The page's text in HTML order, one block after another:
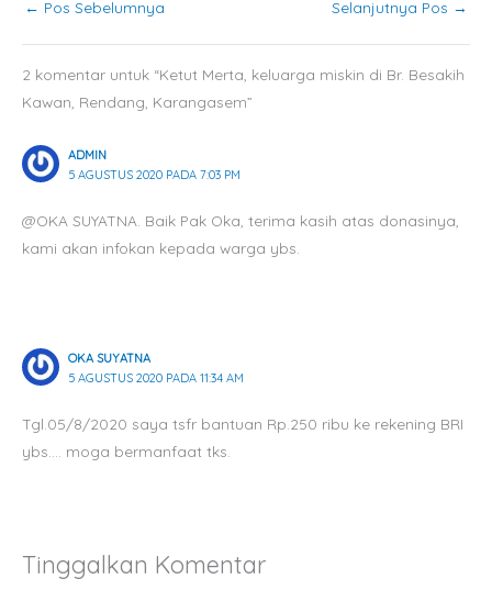
← Pos Sebelumnya Selanjutnya Pos →
2 komentar untuk “Ketut Merta, keluarga miskin di Br. Besakih
Kawan, Rendang, Karangasem”
ADMIN
5 AGUSTUS 2020 PADA 7:03 PM
@OKA SUYATNA. Baik Pak Oka, terima kasih atas donasinya,
kami akan infokan kepada warga ybs.
OKA SUYATNA
5 AGUSTUS 2020 PADA 11:34 AM
Tgl.05/8/2020 saya tsfr bantuan Rp.250 ribu ke rekening BRI
ybs…. moga bermanfaat tks.
Tinggalkan Komentar